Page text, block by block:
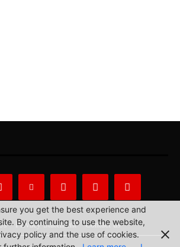
Privacy Statement Contact us
you get the best experience and
By continuing to use the website,
policy and the use of cookies.